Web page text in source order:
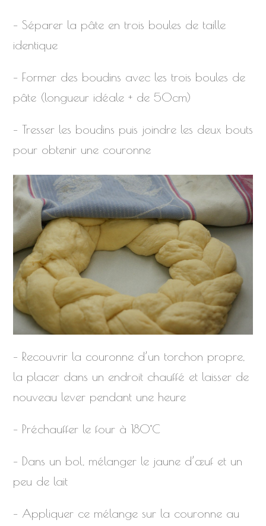
– Séparer la pâte en trois boules de taille
identique
– Former des boudins avec les trois boules de
pâte (longueur idéale + de 50cm)
– Tresser les boudins puis joindre les deux bouts
pour obtenir une couronne
– Recouvrir la couronne d’un torchon propre,
la placer dans un endroit chauffé et laisser de
nouveau lever pendant une heure
– Préchauffer le four à 180°C
– Dans un bol, mélanger le jaune d’œuf et un
peu de lait
– Appliquer ce mélange sur la couronne au